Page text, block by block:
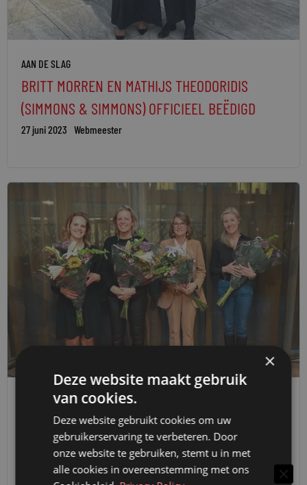
AAN DE SLAG
BRITT MORREN EN MATHIJS THEODORIDIS
(SIMMONS & SIMMONS) OFFICIEEL BEËDIGD
27 juni 2023 Webmeester
ZAKENNIEUWS
VERBINDING TUSSEN VROUWEN BLIJKT IN DEZE
TIJD STERKER DAN OOIT
9 maart 2023 redactie Mr.
×
Deze website maakt gebruik
van cookies.
Deze website gebruikt cookies om uw
gebruikerservaring te verbeteren. Door
onze website te gebruiken, stemt u in met
alle cookies in overeenstemming met ons